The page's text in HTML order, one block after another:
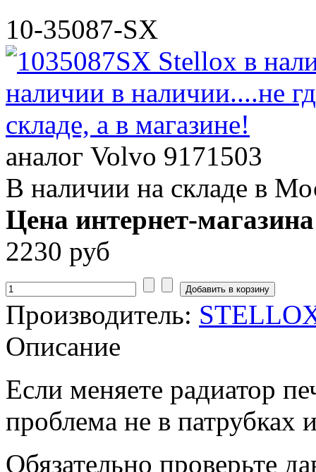
10-35087-SX
аналог Volvo 9171503
В наличии на складе в
Цена интернет-
2230 руб
Производитель:
Описание
Если меняете радиатор
проблема не в патрубках
Обязательно проверьте